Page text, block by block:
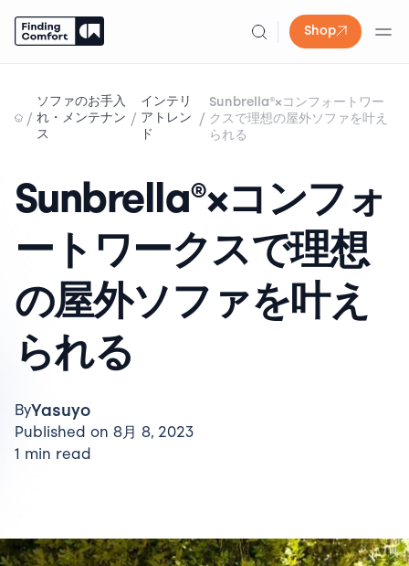
Shop
content
/
ソファのお手入
れ・メンテナン
ス
/
インテリ
アトレン
ド
/
Sunbrella®×コンフォートワー
クスで理想の屋外ソファを叶え
られる
Sunbrella®×コンフォ
ートワークスで理想
の屋外ソファを叶え
られる
ByYasuyo
Published on 8月 8, 2023
1 min read